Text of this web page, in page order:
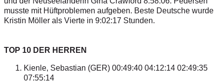
musste mit Hüftproblemen aufgeben. Beste Deutsche wurde
Kristin Möller als Vierte in 9:02:17 Stunden.
TOP 10 DER HERREN
Kienle, Sebastian (GER) 00:49:40 04:12:14 02:49:35
07:55:14